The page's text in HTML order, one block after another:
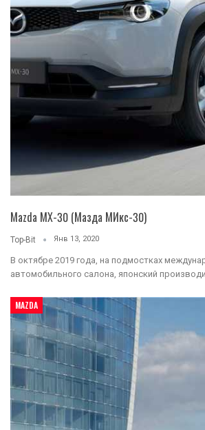
Mazda MX-30 (Мазда МИкс-30)
Top-Bit Янв 13, 2020
В октябре 2019 года, на подмостках
автомобильного салона, японский
MAZDA